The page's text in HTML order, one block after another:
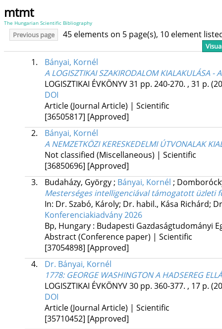
mtmt
The Hungarian Scientific Bibliography
Previous page 45 elements on 5 page(s), 10 element
1.
Bányai, Kornél
A LOGISZTIKAI SZAKIRODALOM KIALAKULÁSA -
LOGISZTIKAI ÉVKÖNYV31 pp. 240-270. , 31 p.
DOI
Article (Journal Article) | Scientific
[36505817] [Approved]
2.
Bányai, Kornél
A NEMZETKÖZI KERESKEDELMI ÚTVONALAK
Not classified (Miscellaneous) | Scientific
[36850696] [Approved]
3.
Budaházy, György; Bányai, Kornél ;
Mesterséges intelligenciával támogatott üzleti
In: Dr. Szabó, Károly; Dr. habil., Kása Richárd;
Konferenciakiadvány 2026
Bp, Hungary : Budapesti Gazdaságtudományi
Abstract (Conference paper) | Scientific
[37054898] [Approved]
4.
Dr. Bányai, Kornél
1778: GEORGE WASHINGTON A HADSEREG
LOGISZTIKAI ÉVKÖNYV30 pp. 360-377. , 17 p.
DOI
Article (Journal Article) | Scientific
[35710452] [Approved]